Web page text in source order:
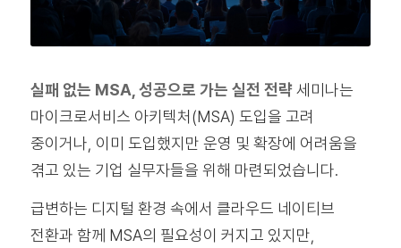
실패 없는 MSA, 성공으로 가는 실전 전략세미나는
마이크로서비스 아키텍처(MSA) 도입을 고려
중이거나, 이미 도입했지만 운영 및 확장에 어려움을
겪고 있는 기업 실무자들을 위해 마련되었습니다.
급변하는 디지털 환경 속에서 클라우드 네이티브
전환과 함께 MSA의 필요성이 커지고 있지만,